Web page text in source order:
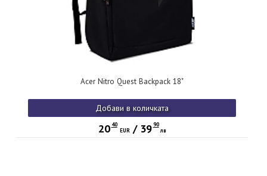
Acer Nitro Quest Backpack 18"
Добави в количката
20 40
EUR/ 39 90
лв